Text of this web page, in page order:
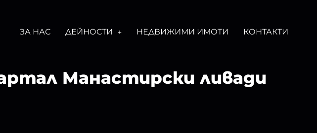
ЗА НАС ДЕЙНОСТИ НЕДВИЖИМИ ИМОТИ КОНТАКТИ
Манастирски ливади